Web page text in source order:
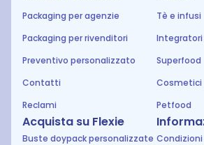
Packaging per agenzie
Packaging per rivenditori
Preventivo personalizzato
Contatti
Reclami
Acquista su Flexie
Buste doypack personalizzate
Tè e infusi
Integratori
Superfood
Cosmetici
Petfood